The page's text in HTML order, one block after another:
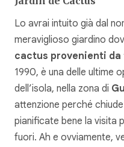
Lo avrai intuito già dal
meraviglioso giardino
cactus provenienti da
1990, è una delle ultime
dell’isola, nella zona di
attenzione perché
pianificate bene la visita
fuori. Ah e ovviamente,